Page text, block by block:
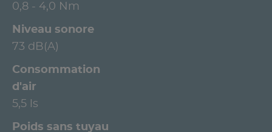
0,8 - 4,0 Nm
Niveau sonore
73 dB(A)
Consommation
d'air
5,5 ls
Poids sans tuyau